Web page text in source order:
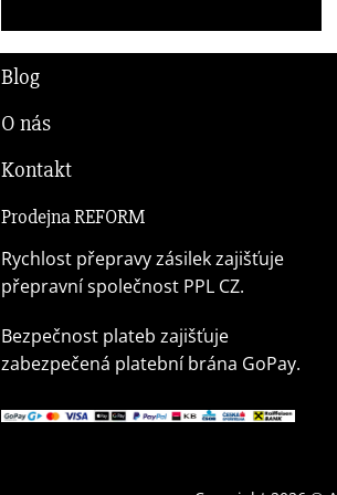
Blog
O nás
Kontakt
Prodejna REFORM
Rychlost přepravy zásilek zajišťuje
přepravní společnost PPL CZ.
Bezpečnost plateb zajišťuje
zabezpečená platební brána GoPay.